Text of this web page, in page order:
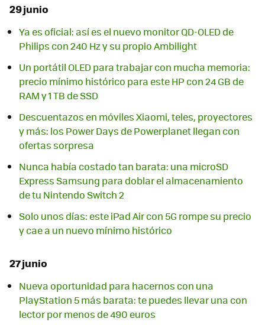
29 junio
Ya es oficial: así es el nuevo monitor QD-OLED de
Philips con 240 Hz y su propio Ambilight
Un portátil OLED para trabajar con mucha memoria:
precio mínimo histórico para este HP con 24 GB de
RAM y 1 TB de SSD
Descuentazos en móviles Xiaomi, teles, proyectores
y más: los Power Days de Powerplanet llegan con
ofertas sorpresa
Nunca había costado tan barata: una microSD
Express Samsung para doblar el almacenamiento
de tu Nintendo Switch 2
Solo unos días: este iPad Air con 5G rompe su precio
y cae a un nuevo mínimo histórico
27 junio
Nueva oportunidad para hacernos con una
PlayStation 5 más barata: te puedes llevar una con
lector por menos de 490 euros